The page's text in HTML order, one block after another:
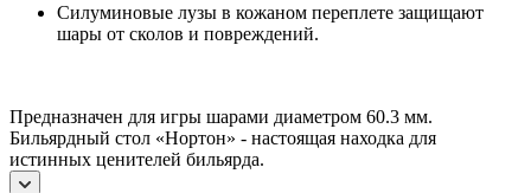
Силуминовые лузы в кожаном переплете защищают
шары от сколов и повреждений.
Предназначен для игры шарами диаметром 60.3 мм.
Бильярдный стол «Нортон» - настоящая находка для
истинных ценителей бильярда.